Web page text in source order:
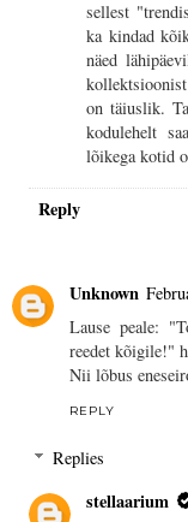
sellest
ka kindad
näed
on täiuslik.
kodulehelt
lõikega kotid
Reply
Unknown
Lause peale:
reedet kõigile!"
Nii lõbus
REPLY
Replies
stellaarium